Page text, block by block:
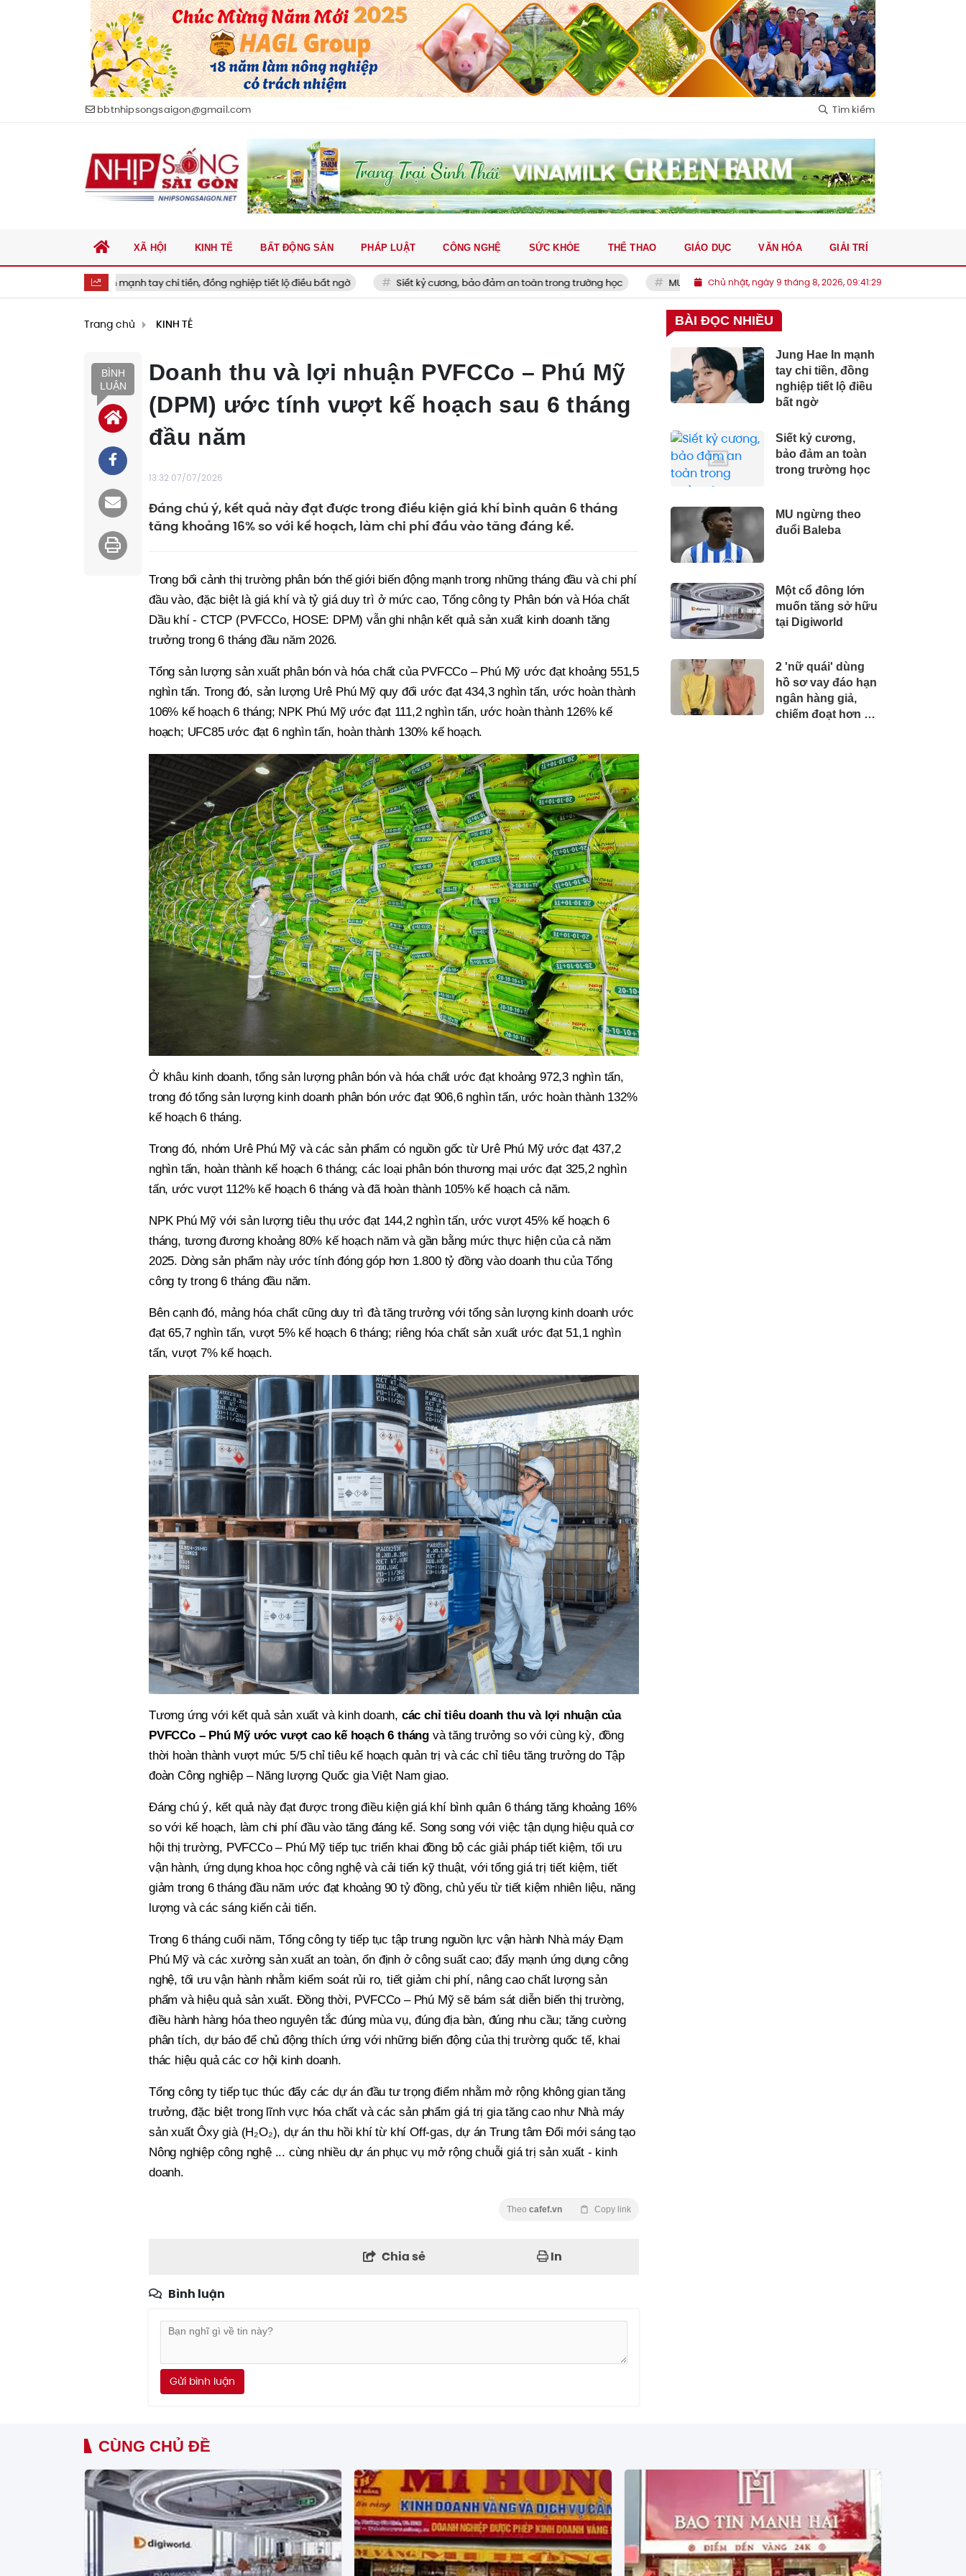
bbtnhipsongsaigon@gmail.com Tìm kiếm
Jung Hae In mạnh tay chi tiền, đồng nghiệp tiết lộ điều bất ngờ Siết kỷ cương, bảo đảm an toàn trong trường học MU ngừng theo đuổi Baleba Một cổ đông lớn muốn tăng sở hữu tại
Chủ nhật, ngày 9 tháng 8, 2026, 09:41:31
XÃ HỘI KINH TẾ BẤT ĐỘNG SẢN PHÁP LUẬT CÔNG NGHỆ SỨC KHỎE THỂ THAO GIÁO DỤC VĂN HÓA GIẢI TRÍ
Trang chủ KINH TẾ
BÌNH
LUẬN
Doanh thu và lợi nhuận PVFCCo – Phú Mỹ
(DPM) ước tính vượt kế hoạch sau 6 tháng
đầu năm
13:32 07/07/2026
Đáng chú ý, kết quả này đạt được trong điều kiện giá khí bình quân 6 tháng
tăng khoảng 16% so với kế hoạch, làm chi phí đầu vào tăng đáng kể.
Trong bối cảnh thị trường phân bón thế giới biến động mạnh trong những tháng đầu và chi phí
đầu vào, đặc biệt là giá khí và tỷ giá duy trì ở mức cao, Tổng công ty Phân bón và Hóa chất
Dầu khí - CTCP (PVFCCo, HOSE: DPM) vẫn ghi nhận kết quả sản xuất kinh doanh tăng
trưởng trong 6 tháng đầu năm 2026.
Tổng sản lượng sản xuất phân bón và hóa chất của PVFCCo – Phú Mỹ ước đạt khoảng 551,5
nghìn tấn. Trong đó, sản lượng Urê Phú Mỹ quy đổi ước đạt 434,3 nghìn tấn, ước hoàn thành
106% kế hoạch 6 tháng; NPK Phú Mỹ ước đạt 111,2 nghìn tấn, ước hoàn thành 126% kế
hoạch; UFC85 ước đạt 6 nghìn tấn, hoàn thành 130% kế hoạch.
Ở khâu kinh doanh, tổng sản lượng phân bón và hóa chất ước đạt khoảng 972,3 nghìn tấn,
trong đó tổng sản lượng kinh doanh phân bón ước đạt 906,6 nghìn tấn, ước hoàn thành 132%
kế hoạch 6 tháng.
Trong đó, nhóm Urê Phú Mỹ và các sản phẩm có nguồn gốc từ Urê Phú Mỹ ước đạt 437,2
nghìn tấn, hoàn thành kế hoạch 6 tháng; các loại phân bón thương mại ước đạt 325,2 nghìn
tấn, ước vượt 112% kế hoạch 6 tháng và đã hoàn thành 105% kế hoạch cả năm.
NPK Phú Mỹ với sản lượng tiêu thụ ước đạt 144,2 nghìn tấn, ước vượt 45% kế hoạch 6
tháng, tương đương khoảng 80% kế hoạch năm và gần bằng mức thực hiện của cả năm
2025. Dòng sản phẩm này ước tính đóng góp hơn 1.800 tỷ đồng vào doanh thu của Tổng
công ty trong 6 tháng đầu năm.
Bên cạnh đó, mảng hóa chất cũng duy trì đà tăng trưởng với tổng sản lượng kinh doanh ước
đạt 65,7 nghìn tấn, vượt 5% kế hoạch 6 tháng; riêng hóa chất sản xuất ước đạt 51,1 nghìn
tấn, vượt 7% kế hoạch.
Tương ứng với kết quả sản xuất và kinh doanh, các chỉ tiêu doanh thu và lợi nhuận của
PVFCCo – Phú Mỹ ước vượt cao kế hoạch 6 tháng và tăng trưởng so với cùng kỳ, đồng
thời hoàn thành vượt mức 5/5 chỉ tiêu kế hoạch quản trị và các chỉ tiêu tăng trưởng do Tập
đoàn Công nghiệp – Năng lượng Quốc gia Việt Nam giao.
Đáng chú ý, kết quả này đạt được trong điều kiện giá khí bình quân 6 tháng tăng khoảng 16%
so với kế hoạch, làm chi phí đầu vào tăng đáng kể. Song song với việc tận dụng hiệu quả cơ
hội thị trường, PVFCCo – Phú Mỹ tiếp tục triển khai đồng bộ các giải pháp tiết kiệm, tối ưu
vận hành, ứng dụng khoa học công nghệ và cải tiến kỹ thuật, với tổng giá trị tiết kiệm, tiết
giảm trong 6 tháng đầu năm ước đạt khoảng 90 tỷ đồng, chủ yếu từ tiết kiệm nhiên liệu, năng
lượng và các sáng kiến cải tiến.
Trong 6 tháng cuối năm, Tổng công ty tiếp tục tập trung nguồn lực vận hành Nhà máy Đạm
Phú Mỹ và các xưởng sản xuất an toàn, ổn định ở công suất cao; đẩy mạnh ứng dụng công
nghệ, tối ưu vận hành nhằm kiểm soát rủi ro, tiết giảm chi phí, nâng cao chất lượng sản
phẩm và hiệu quả sản xuất. Đồng thời, PVFCCo – Phú Mỹ sẽ bám sát diễn biến thị trường,
điều hành hàng hóa theo nguyên tắc đúng mùa vụ, đúng địa bàn, đúng nhu cầu; tăng cường
phân tích, dự báo để chủ động thích ứng với những biến động của thị trường quốc tế, khai
thác hiệu quả các cơ hội kinh doanh.
Tổng công ty tiếp tục thúc đẩy các dự án đầu tư trọng điểm nhằm mở rộng không gian tăng
trưởng, đặc biệt trong lĩnh vực hóa chất và các sản phẩm giá trị gia tăng cao như Nhà máy
sản xuất Ôxy già (H₂O₂), dự án thu hồi khí từ khí Off-gas, dự án Trung tâm Đổi mới sáng tạo
Nông nghiệp công nghệ ... cùng nhiều dự án phục vụ mở rộng chuỗi giá trị sản xuất - kinh
doanh.
Theo cafef.vn Copy link
Chia sẻ In
Bình luận
Gửi bình luận
BÀI ĐỌC NHIỀU
Jung Hae In mạnh
tay chi tiền, đồng
nghiệp tiết lộ điều
bất ngờ
Siết kỷ cương,
bảo đảm an toàn
trong trường học
MU ngừng theo
đuổi Baleba
Một cổ đông lớn
muốn tăng sở hữu
tại Digiworld
2 'nữ quái' dùng
hồ sơ vay đáo hạn
ngân hàng giả,
chiếm đoạt hơn 7
CÙNG CHỦ ĐỀ